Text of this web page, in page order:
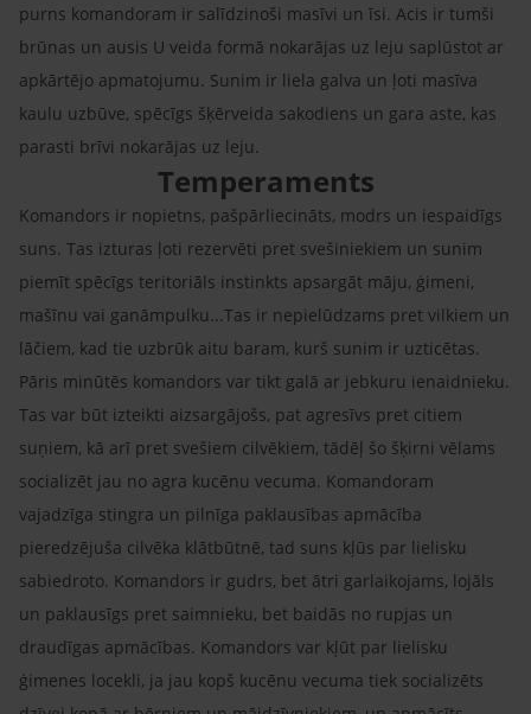
purns komandoram ir salīdzinoši masīvi un īsi. Acis ir tumši
brūnas un ausis U veida formā nokarājas uz leju saplūstot ar
apkārtējo apmatojumu. Sunim ir liela galva un ļoti masīva
kaulu uzbūve, spēcīgs šķērveida sakodiens un gara aste, kas
parasti brīvi nokarājas uz leju.
Temperaments
Komandors ir nopietns, pašpārliecināts, modrs un iespaidīgs
suns. Tas izturas ļoti rezervēti pret svešiniekiem un sunim
piemīt spēcīgs teritoriāls instinkts apsargāt māju, ģimeni,
mašīnu vai ganāmpulku...Tas ir nepielūdzams pret vilkiem un
lāčiem, kad tie uzbrūk aitu baram, kurš sunim ir uzticētas.
Pāris minūtēs komandors var tikt galā ar jebkuru ienaidnieku.
Tas var būt izteikti aizsargājošs, pat agresīvs pret citiem
suņiem, kā arī pret svešiem cilvēkiem, tādēļ šo šķirni vēlams
socializēt jau no agra kucēnu vecuma. Komandoram
vajadzīga stingra un pilnīga paklausības apmācība
pieredzējuša cilvēka klātbūtnē, tad suns kļūs par lielisku
sabiedroto. Komandors ir gudrs, bet ātri garlaikojams, lojāls
un paklausīgs pret saimnieku, bet baidās no rupjas un
draudīgas apmācības. Komandors var kļūt par lielisku
ģimenes locekli, ja jau kopš kucēnu vecuma tiek socializēts